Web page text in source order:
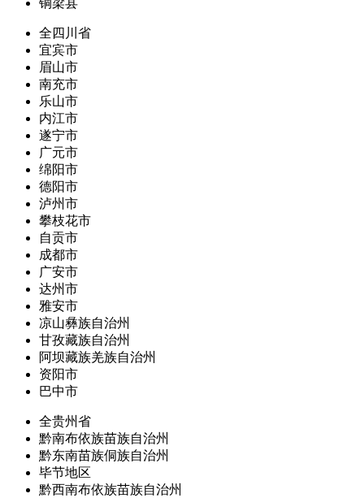
铜梁县
全四川省
宜宾市
眉山市
南充市
乐山市
内江市
遂宁市
广元市
绵阳市
德阳市
泸州市
攀枝花市
自贡市
成都市
广安市
达州市
雅安市
凉山彝族自治州
甘孜藏族自治州
阿坝藏族羌族自治州
资阳市
巴中市
全贵州省
黔南布依族苗族自治州
黔东南苗族侗族自治州
毕节地区
黔西南布依族苗族自治州